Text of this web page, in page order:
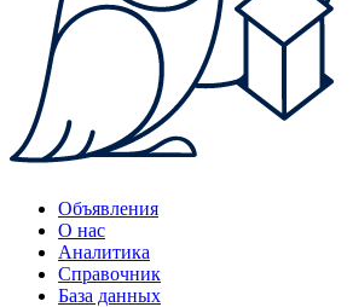
Объявления
О нас
Аналитика
Справочник
База данных